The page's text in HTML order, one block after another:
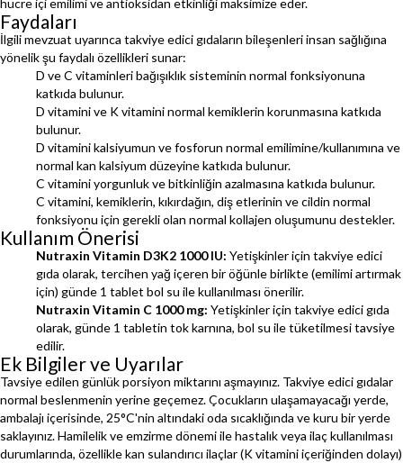
hücre içi emilimi ve antioksidan etkinliği maksimize eder.
Faydaları
İlgili mevzuat uyarınca takviye edici gıdaların bileşenleri insan sağlığına
yönelik şu faydalı özellikleri sunar:
D ve C vitaminleri bağışıklık sisteminin normal fonksiyonuna
katkıda bulunur.
D vitamini ve K vitamini normal kemiklerin korunmasına katkıda
bulunur.
D vitamini kalsiyumun ve fosforun normal emilimine/kullanımına ve
normal kan kalsiyum düzeyine katkıda bulunur.
C vitamini yorgunluk ve bitkinliğin azalmasına katkıda bulunur.
C vitamini, kemiklerin, kıkırdağın, diş etlerinin ve cildin normal
fonksiyonu için gerekli olan normal kollajen oluşumunu destekler.
Kullanım Önerisi
Nutraxin Vitamin D3K2 1000 IU: Yetişkinler için takviye edici
gıda olarak, tercihen yağ içeren bir öğünle birlikte (emilimi artırmak
için) günde 1 tablet bol su ile kullanılması önerilir.
Nutraxin Vitamin C 1000 mg: Yetişkinler için takviye edici gıda
olarak, günde 1 tabletin tok karnına, bol su ile tüketilmesi tavsiye
edilir.
Ek Bilgiler ve Uyarılar
Tavsiye edilen günlük porsiyon miktarını aşmayınız. Takviye edici gıdalar
normal beslenmenin yerine geçemez. Çocukların ulaşamayacağı yerde,
ambalajı içerisinde, 25°C'nin altındaki oda sıcaklığında ve kuru bir yerde
saklayınız. Hamilelik ve emzirme dönemi ile hastalık veya ilaç kullanılması
durumlarında, özellikle kan sulandırıcı ilaçlar (K vitamini içeriğinden dolayı)